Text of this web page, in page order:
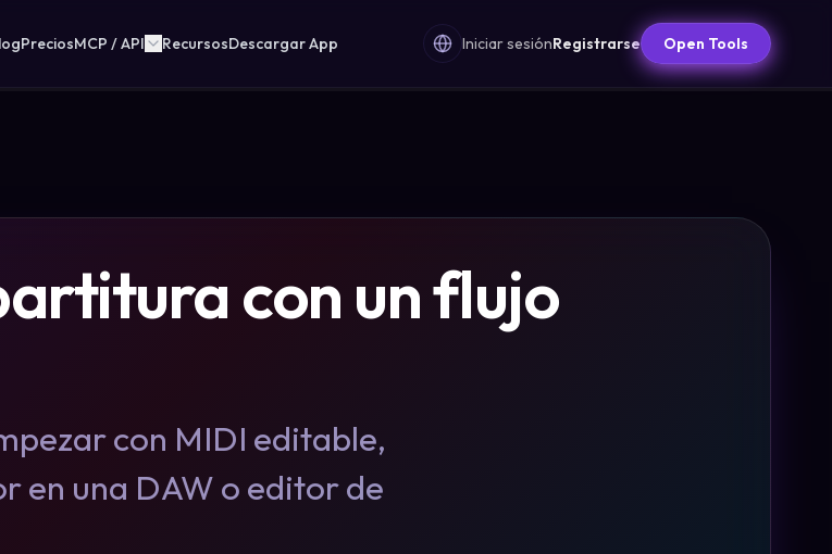
PreciosMCP / API RecursosDescargar App Iniciar sesiónRegistrarse Open Tools
con un flujo
con MIDI editable,
en una DAW o editor de